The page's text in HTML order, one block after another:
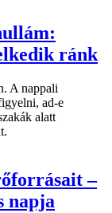
ránk
A nappali
ad-e
alatt
–
napja